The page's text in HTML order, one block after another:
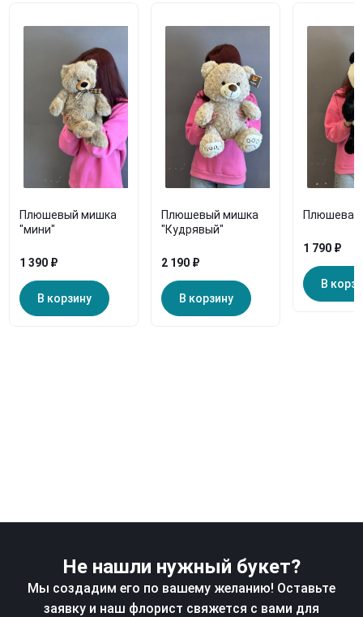
Плюшевый мишка
"мини"
1 390 ₽
В корзину
Плюшевый мишка
"Кудрявый"
2 190 ₽
В корзину
Плюшевая
1 790 ₽
В
Не нашли нужный букет?
Мы создадим его по вашему желанию! Оставьте
заявку и наш флорист свяжется с вами для